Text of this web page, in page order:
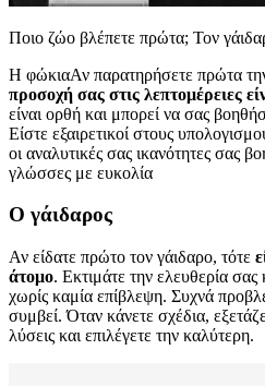
Ποιο ζώο βλέπετε πρώτα; Τον
Η φώκιαΑν παρατηρήσετε πρώτα
προσοχή σας στις λεπτομέρειες
είναι ορθή και μπορεί να σας
Είστε εξαιρετικοί στους
οι αναλυτικές σας ικανότητες σας
γλώσσες με ευκολία
Ο γάιδαρος
Αν είδατε πρώτο τον γάιδαρο, τότε
άτομο. Εκτιμάτε την ελευθερία σας
χωρίς καμία επίβλεψη. Συχνά
συμβεί. Όταν κάνετε σχέδια,
λύσεις και επιλέγετε την καλύτερη.